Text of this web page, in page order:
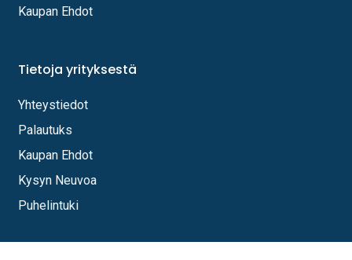
Kaupan Ehdot
Tietoja yrityksestä
Yhteystiedot
Palautuks
Kaupan Ehdot
Kysyn Neuvoa
Puhelintuki